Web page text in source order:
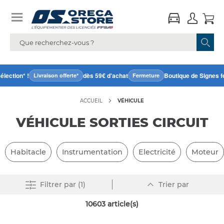
! Livraison offerte* dès 59€ d'achat Fermeture Boutique de Signes
ACCUEIL VÉHICULE
VÉHICULE SORTIES CIRCUIT
Habitacle Instrumentation Electricité Moteur
Supprimer tout
Filtrerpar (1) Trier par
ordre
10603 article(s)